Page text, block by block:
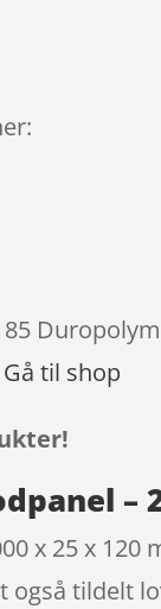
Gå til shop
–
x 25 x
tildelt